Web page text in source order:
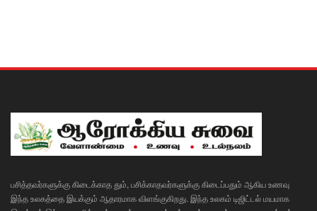
பசித்தவர்களுக்கு கிடைக்காத தும், பசிக்காதவர்களுக்கு கிடைப்பதும் ஆகிய உணவு
இந்த உலகத்தை இயக்கும் ஆதாரமாக விளங்குகிறது. இந்த உலகம் டிஜிட்டல் மயமாக